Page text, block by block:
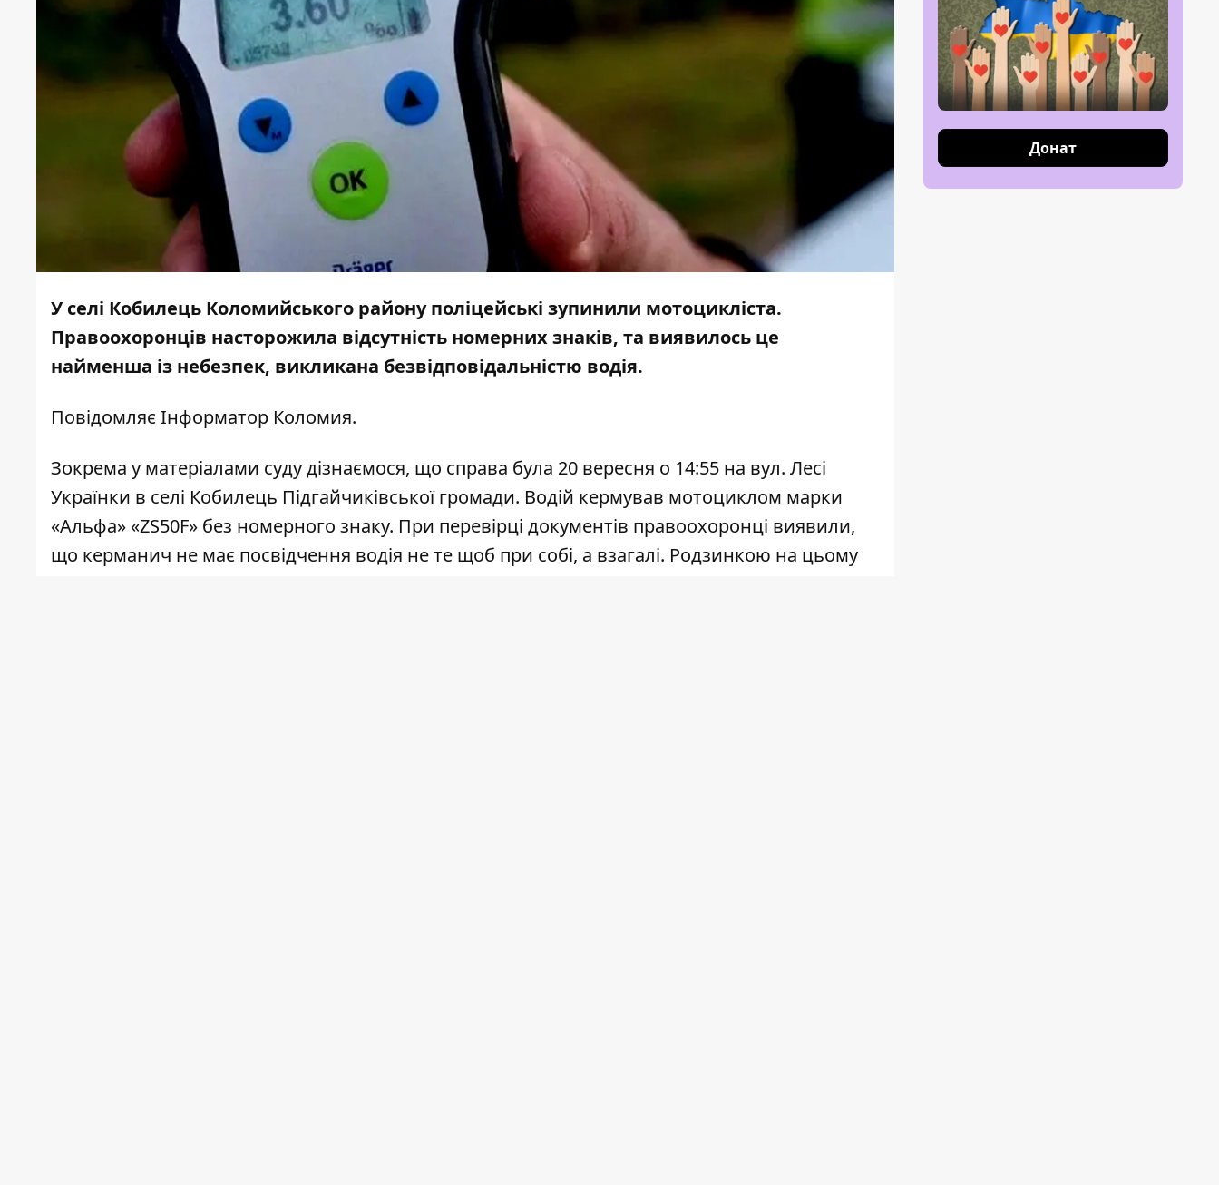
У селі Кобилець Коломийського району поліцейські зупинили мотоцикліста.
Правоохоронців насторожила відсутність номерних знаків, та виявилось це
найменша із небезпек, викликана безвідповідальністю водія.
Повідомляє Інформатор Коломия.
Зокрема у матеріалами судудізнаємося, що справа була 20 вересня о 14:55 на вул. Лесі
Українки в селі Кобилець Підгайчиківської громади. Водій кермував мотоциклом марки
«Альфа» «ZS50F» без номерного знаку. При перевірці документів правоохоронці виявили,
що керманич не має посвідчення водія не те щоб при собі, а взагалі. Родзинкою на цьому
Донат